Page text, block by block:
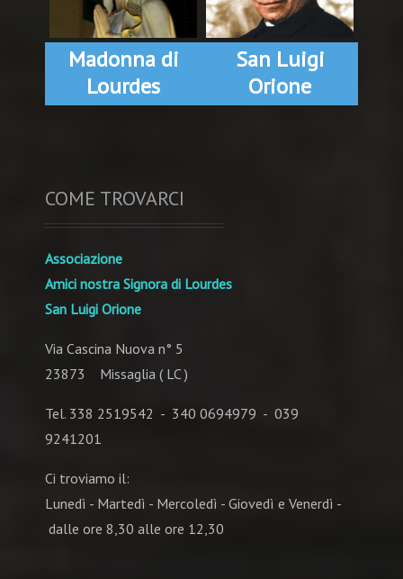
Madonna di
Lourdes
San Luigi
Orione
COME TROVARCI
Associazione
Amici nostra Signora di Lourdes
San Luigi Orione
Via Cascina Nuova n° 5
23873 Missaglia ( LC )
Tel. 338 2519542 - 340 0694979 - 039
9241201
Ci troviamo il:
Lunedì - Martedì - Mercoledì - Giovedì e Venerdì -
dalle ore 8,30 alle ore 12,30